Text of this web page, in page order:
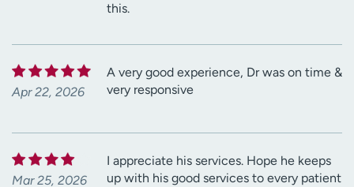
this.
Apr 22, 2026
A very good experience, Dr was on time &
very responsive
Mar 25, 2026
I appreciate his services. Hope he keeps
up with his good services to every patient